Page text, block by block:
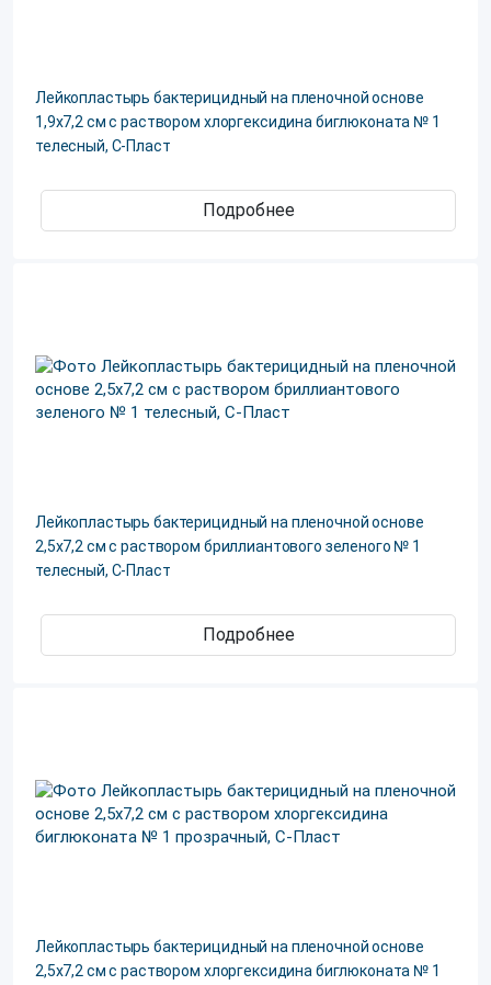
Лейкопластырь бактерицидный на пленочной основе
1,9х7,2 см с раствором хлоргексидина биглюконата № 1
телесный, С-Пласт
Подробнее
Лейкопластырь бактерицидный на пленочной основе
2,5х7,2 см с раствором бриллиантового зеленого № 1
телесный, С-Пласт
Подробнее
Лейкопластырь бактерицидный на пленочной основе
2,5х7,2 см с раствором хлоргексидина биглюконата № 1